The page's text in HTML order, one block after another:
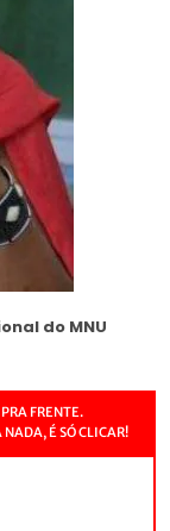
do MNU
FRENTE.
NADA, É SÓ CLICAR!